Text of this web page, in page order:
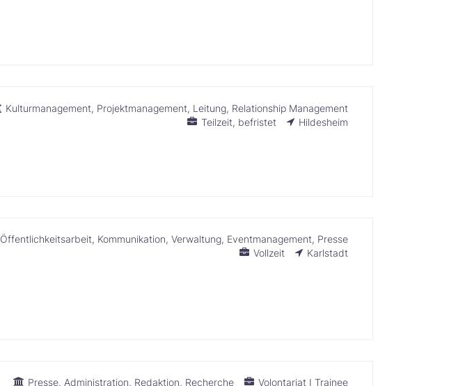
Kulturmanagement Projektmanagement Leitung Relationship Management
Teilzeit befristet
Hildesheim
Öffentlichkeitsarbeit Kommunikation Verwaltung Eventmanagement Presse
Vollzeit
Karlstadt
Presse Administration Redaktion Recherche Volontariat I Trainee